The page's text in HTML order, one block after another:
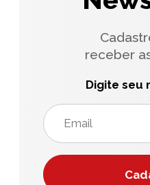
receber
Digite seu